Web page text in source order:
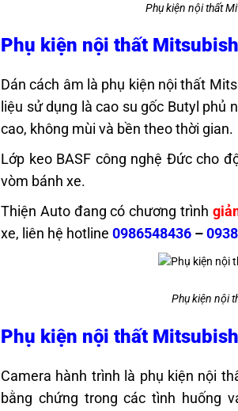
Phụ kiện nội thất
Phụ kiện nội thất
Dán cách âm là phụ kiện nội thất
liệu sử dụng là cao su gốc Butyl phủ
cao, không mùi và bền theo thời gian.
Lớp keo BASF công nghệ Đức cho
vòm bánh xe.
Thiện Auto đang có chương trình
xe, liên hệ hotline 0986548436 –
Phụ kiện nội
Phụ kiện nội thất
Camera hành trình là phụ kiện nội
bằng chứng trong các tình huống